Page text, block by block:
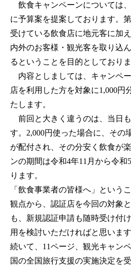
飲食キャンペーンについては
に予算案を提案しております。
受けている飲食店に地元客に加
内外のお客様・観光客を取り込
るということを目的としておりま
内容としましては、キャンペ
店を利用した方を対象に1,000円
たします。
前回と大きく違うのは、当日
す。2,000円使った場合に、その
が配付され、その分安く飲食が
ンの期間は令和4年11月から令
ります。
「飲食事業者の皆様へ」という
観点から、認証店を今回の対象
も、新規認証申請も随時受け付
用を検討いただければと思います
続いて、11ページ、観光キャン
国の全国旅行支援の実施決定を